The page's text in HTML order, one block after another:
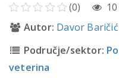
(0) 10
Autor: Davor Baričić
Područje/sektor:
veterina